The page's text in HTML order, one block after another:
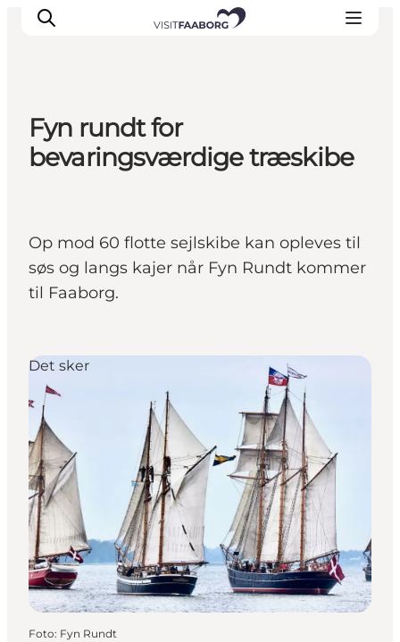
Overnatning
Spisesteder
Outdoor
Det sker
Fyn rundt for
bevaringsværdige træskibe
Op mod 60 flotte sejlskibe kan opleves til
søs og langs kajer når Fyn Rundt kommer
til Faaborg.
Det sker
Foto: Fyn Rundt